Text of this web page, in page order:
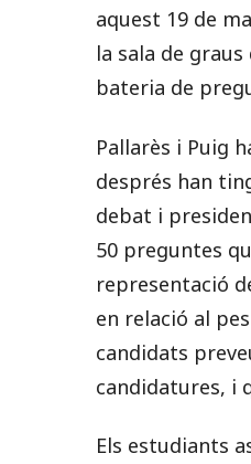
aquest 19 de
la sala de
bateria de
Pallarès i Puig
després han
debat i
50 preguntes
representació
en relació al
candidats
candidatures, i
Els estudiants